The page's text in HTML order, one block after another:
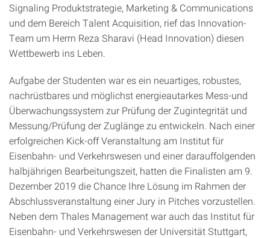
Signaling Produktstrategie, Marketing & Communications
und dem Bereich Talent Acquisition, rief das Innovation-
Team um Herrn Reza Sharavi (Head Innovation) diesen
Wettbewerb ins Leben.
Aufgabe der Studenten war es ein neuartiges, robustes,
nachrüstbares und möglichst energieautarkes Mess-und
Überwachungssystem zur Prüfung der Zugintegrität und
Messung/Prüfung der Zuglänge zu entwickeln. Nach einer
erfolgreichen Kick-off Veranstaltung am Institut für
Eisenbahn- und Verkehrswesen und einer darauffolgenden
halbjährigen Bearbeitungszeit, hatten die Finalisten am 9.
Dezember 2019 die Chance Ihre Lösung im Rahmen der
Abschlussveranstaltung einer Jury in Pitches vorzustellen.
Neben dem Thales Management war auch das Institut für
Eisenbahn- und Verkehrswesen der Universität Stuttgart,